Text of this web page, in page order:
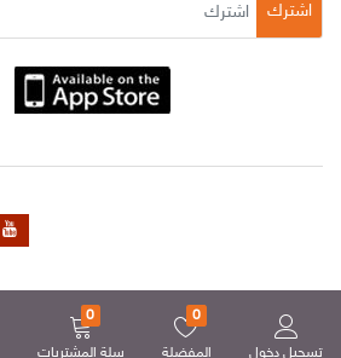
اشترك
0
سلة المشتريات
0
المفضلة تسجيل دخول